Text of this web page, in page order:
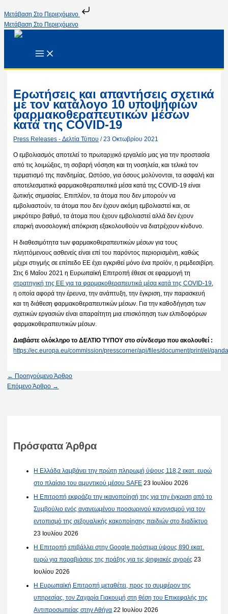
Μετάβαση Στο Περιεχόμενο
Μετάβαση Στο Περιεχόμενο
Ερωτήσεις και απαντήσεις σχετικά
με τον κατάλογο 10 υποψήφιων
φαρμακοθεραπευτικών μέσων
κατά της COVID-19
Press Releases - Δελτία Τύπου /23 Οκτωβρίου 2021
Ο εμβολιασμός αποτελεί το πρωταρχικό εργαλείο μας για την προστασία
από τις λοιμώξεις, τη σοβαρή νόσηση και τη νοσηλεία, και τελικά τον
τερματισμό της πανδημίας. Ωστόσο, για όσους μολύνονται, τα ασφαλή και
αποτελεσματικά φαρμακοθεραπευτικά μέσα κατά της COVID-19 είναι
ζωτικής σημασίας. Επιπλέον, τα άτομα που δεν μπορούν να
εμβολιαστούν, τα άτομα που δεν έχουν ακόμη εμβολιαστεί και, σε
μικρότερο βαθμό, τα άτομα που έχουν εμβολιαστεί αλλά δεν έχουν
επαρκή ανοσολογική απόκριση εξακολουθούν να διατρέχουν κίνδυνο.
Η διαθεσιμότητα των φαρμακοθεραπευτικών μέσων για τους
πληττόμενους ασθενείς είναι επί του παρόντος περιορισμένη, καθώς
μέχρι στιγμής σε επίπεδο ΕΕ έχει εγκριθεί μόνο ένα προϊόν, η ρεμδεσιβίρη.
Στις 6 Μαΐου 2021 η Ευρωπαϊκή Επιτροπή έθεσε σε εφαρμογή τη
στρατηγική της ΕΕ για τα φαρμακοθεραπευτικά μέσα κατά της COVID-19,
η οποία αφορά την έρευνα, την ανάπτυξη, την έγκριση, την παρασκευή
και τη διάθεση φαρμακοθεραπευτικών μέσων. Για την καθοδήγηση των
σχετικών εργασιών είναι απαραίτητη μια επισκόπηση των ελπιδοφόρων
φαρμακοθεραπευτικών μέσων.
Διαβάστε ολόκληρο το ΔΕΛΤΙΟ ΤΥΠΟΥ στο σύνδεσμο που ακολουθεί :
https://ec.europa.eu/commission/presscorner/api/files/document/print/el/
← Προηγούμενο Άρθρο
Επόμενο Άρθρο →
Πρόσφατα Άρθρα
Η Ελλάδα λαμβάνει την πρώτη πληρωμή ύψους 118,2 εκατ. ευρώ
στο πλαίσιο του αμυντικού μέσου SAFE 23 Ιουλίου 2026
Η Επιτροπή εκφράζει την ικανοποίησή της για την έγκριση από το
Συμβούλιο ενός ανανεωμένου προσωρινού κανονισμού για τον
εντοπισμό της σεξουαλικής κακοποίησης παιδιών στο διαδίκτυο
23 Ιουλίου 2026
Η Επιτροπή επιβάλλει στην Google πρόστιμα ύψους 890 εκατ.
ευρώ για παραβιάσεις της πράξης για τις ψηφιακές αγορές 23
Ιουλίου 2026
Η Ευρωπαϊκή Επιτροπή μεταθέτει, προς το συμφέρον της
υπηρεσίας, τον Ζαχαρία Γιακουμή στη θέση του Επικεφαλής της
Αντιπροσωπείας στην Αθήνα 22 Ιουλίου 2026